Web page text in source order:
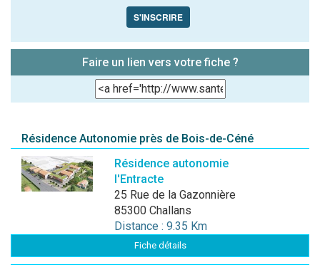
S'INSCRIRE
Faire un lien vers votre fiche ?
Résidence Autonomie près de Bois-de-Céné
Résidence autonomie
l'Entracte
25 Rue de la Gazonnière
85300 Challans
Distance : 9.35 Km
Fiche détails